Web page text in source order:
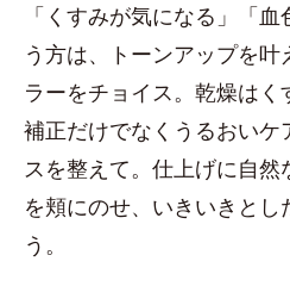
「くすみが気になる」「
う方は、トーンアップを
ラーをチョイス。乾燥は
補正だけでなくうるおいケ
スを整えて。仕上げに自然
を頬にのせ、いきいきとし
う。